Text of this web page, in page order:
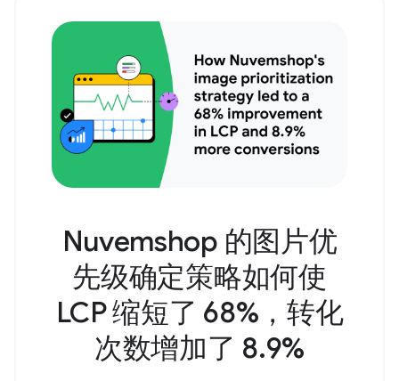
Nuvemshop 的图片优
先级确定策略如何使
LCP 缩短了 68%，转化
次数增加了 8.9%